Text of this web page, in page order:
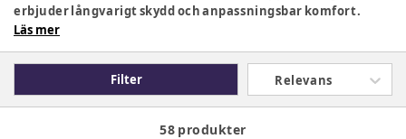
erbjuder långvarigt skydd och anpassningsbar komfort.
Perfekt för barn som växer och behöver extra säkerhet på
Läs mer
Filter Relevans
58 produkter